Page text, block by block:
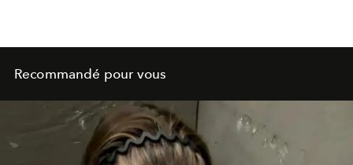
Recommandé pour vous